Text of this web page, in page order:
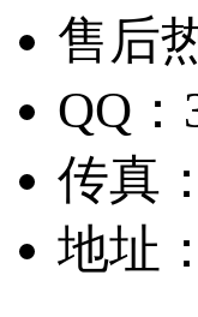
售后
QQ：
传真
地址